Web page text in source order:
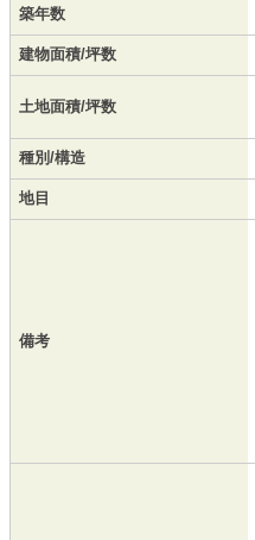
築年数
建物面積/坪数
土地面積/坪数
種別/構造
地目
備考